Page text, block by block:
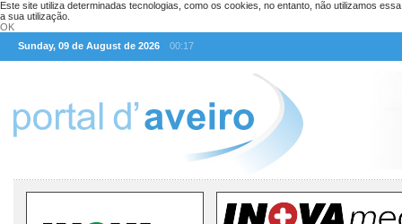
Este site utiliza determinadas tecnologias, como os cookies, no entanto, não utilizamos
a sua utilização.
OK
Sunday, 09 de August de 2026
00:17